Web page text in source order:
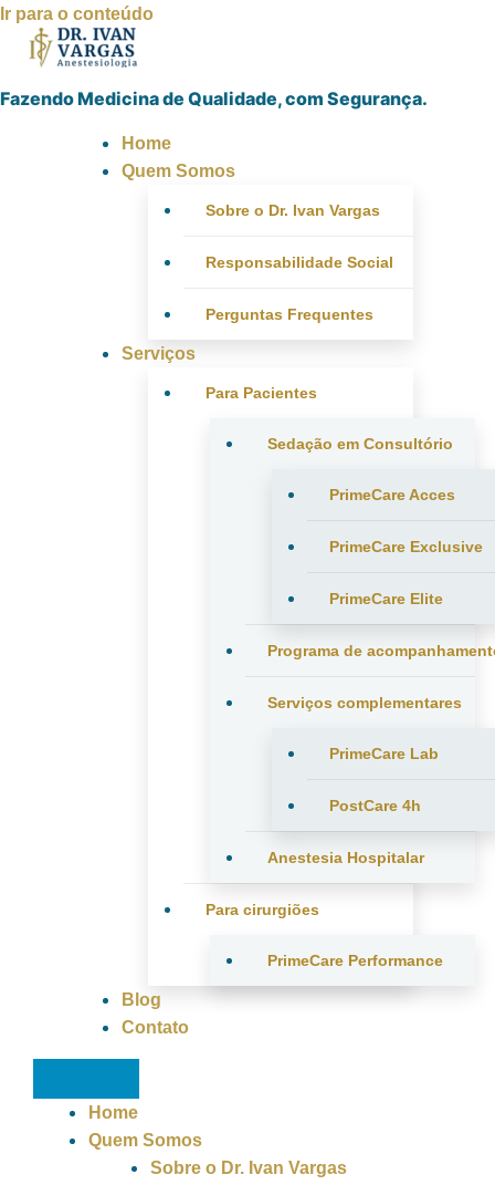
Ir para o conteúdo
Fazendo Medicina de Qualidade, com Segurança.
Home
Quem Somos
Sobre o Dr. Ivan Vargas
Responsabilidade Social
Perguntas Frequentes
Serviços
Para Pacientes
Sedação em Consultório
PrimeCare Acces
PrimeCare Exclusive
PrimeCare Elite
Programa de
Serviços complementares
PrimeCare Lab
PostCare 4h
Anestesia Hospitalar
Para cirurgiões
PrimeCare Performance
Blog
Contato
Home
Quem Somos
Sobre o Dr. Ivan Vargas